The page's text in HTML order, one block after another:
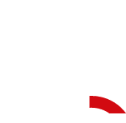
• Kan monteras i
• Kontaktytan mot